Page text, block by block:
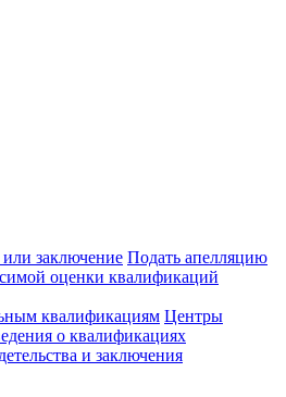
или заключение Подать апелляцию
оценки квалификаций
квалификациям Центры
о квалификациях
и заключения